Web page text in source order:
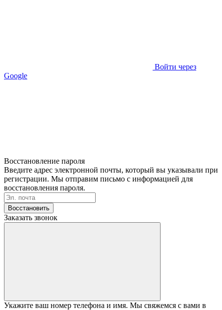
Войти через
Google
Восстановление пароля
Введите адрес электронной почты, который вы указывали при
регистрации. Мы отправим письмо с информацией для
восстановления пароля.
Восстановить
Заказать звонок
Укажите ваш номер телефона и имя. Мы свяжемся с вами в